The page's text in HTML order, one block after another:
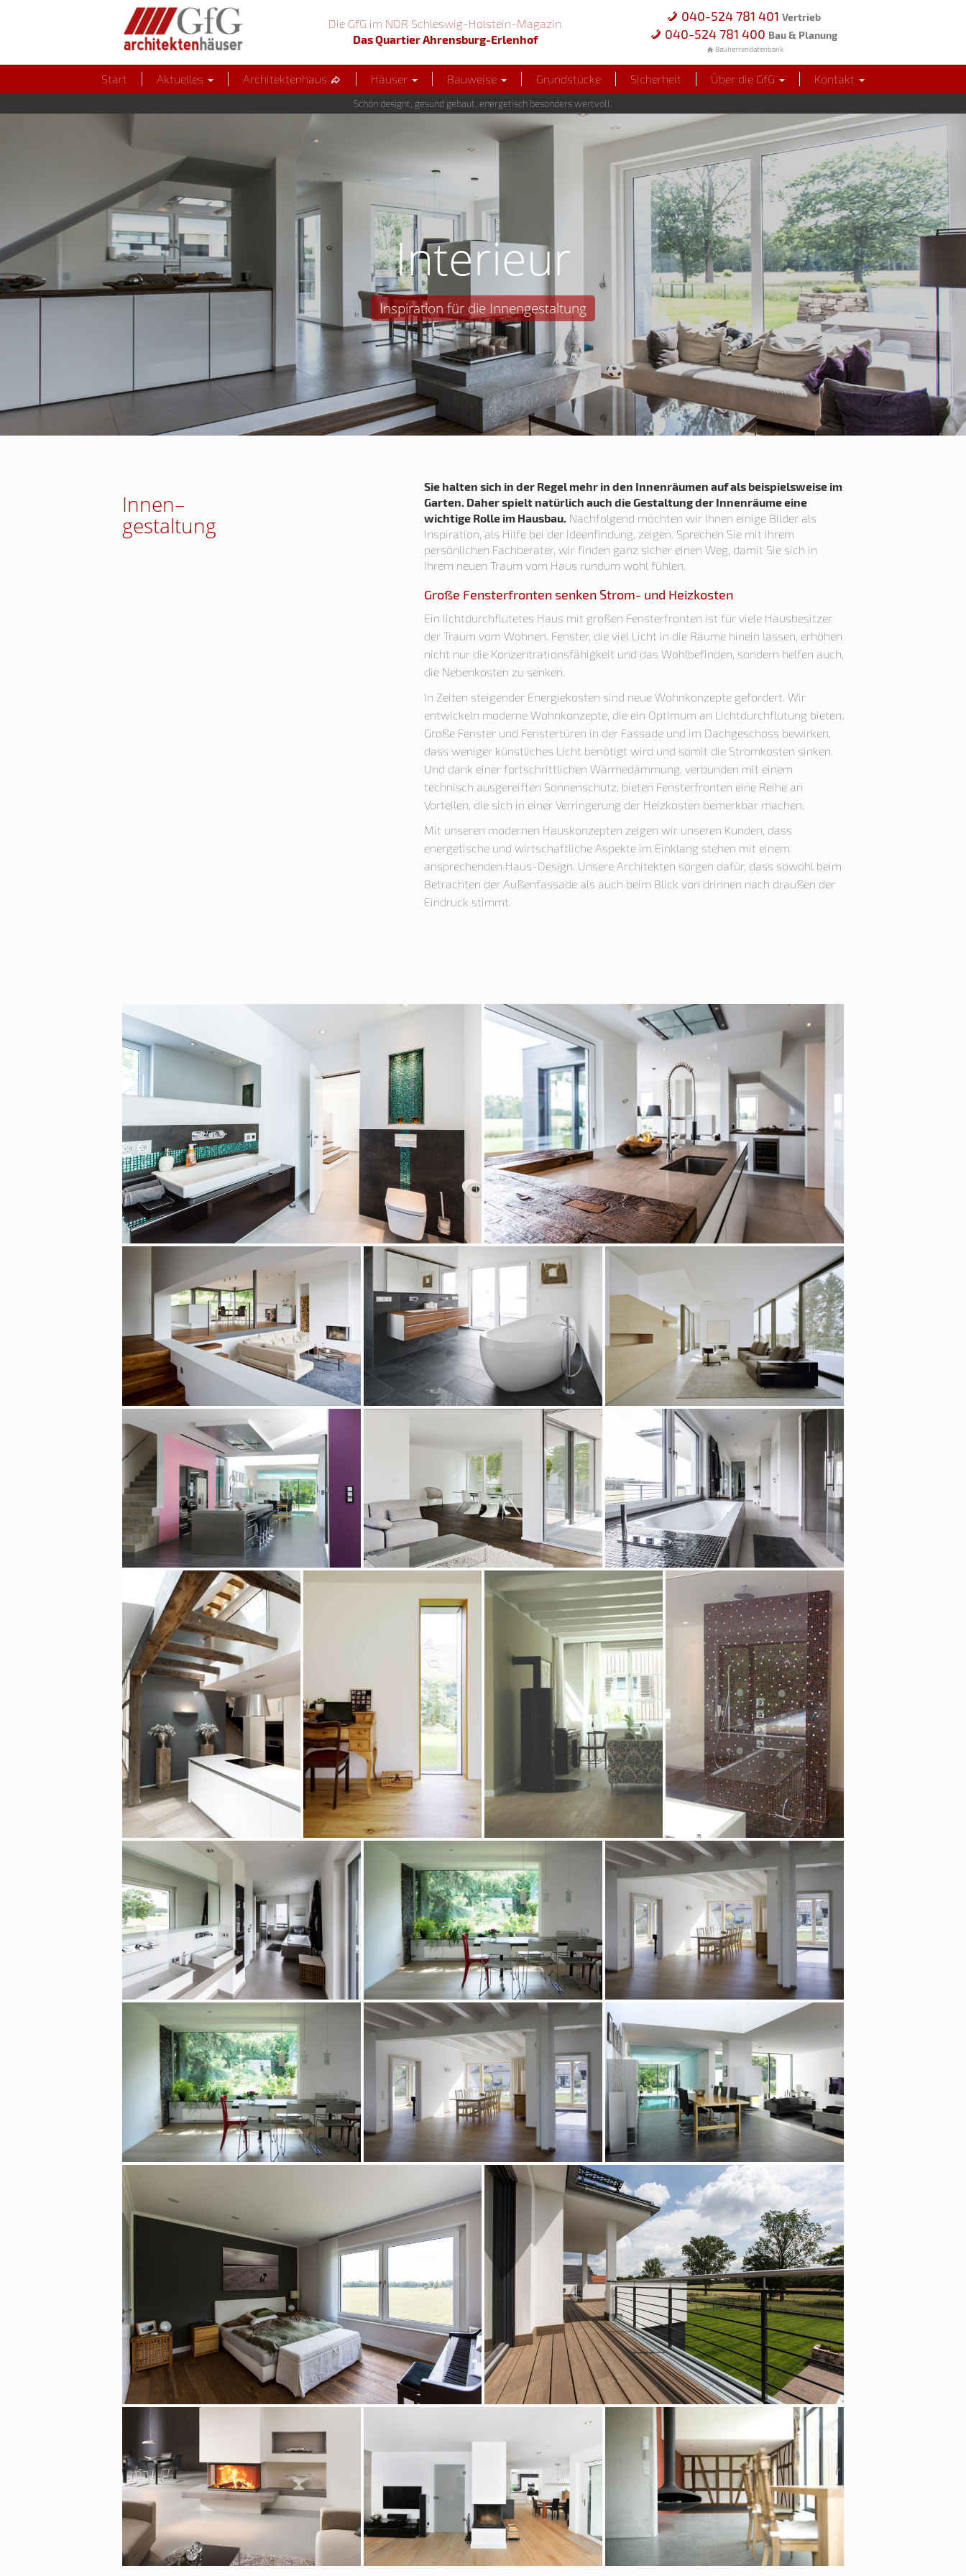
Die GfG im NDR Schleswig-Holstein-Magazin
Das Quartier Ahrensburg-Erlenhof
040-524 781 401 Vertrieb
040-524 781 400 Bau & Planung
Bauherrendatenbank
Start Aktuelles Architektenhaus Häuser Bauweise Grundstücke Sicherheit Über die GfG Kontakt
Schön designt, gesund gebaut, energetisch besonders wertvoll.
Interieur
Inspiration für die Innengestaltung
Innen–
gestaltung
Sie halten sich in der Regel mehr in den Innenräumen auf als beispielsweise im
Garten. Daher spielt natürlich auch die Gestaltung der Innenräume eine
wichtige Rolle im Hausbau. Nachfolgend möchten wir Ihnen einige Bilder als
Inspiration, als Hilfe bei der Ideenfindung, zeigen. Sprechen Sie mit Ihrem
persönlichen Fachberater, wir finden ganz sicher einen Weg, damit Sie sich in
Ihrem neuen Traum vom Haus rundum wohl fühlen.
Große Fensterfronten senken Strom- und Heizkosten
Ein lichtdurchflutetes Haus mit großen Fensterfronten ist für viele Hausbesitzer
der Traum vom Wohnen. Fenster, die viel Licht in die Räume hinein lassen, erhöhen
nicht nur die Konzentrationsfähigkeit und das Wohlbefinden, sondern helfen auch,
die Nebenkosten zu senken.
In Zeiten steigender Energiekosten sind neue Wohnkonzepte gefordert. Wir
entwickeln moderne Wohnkonzepte, die ein Optimum an Lichtdurchflutung bieten.
Große Fenster und Fenstertüren in der Fassade und im Dachgeschoss bewirken,
dass weniger künstliches Licht benötigt wird und somit die Stromkosten sinken.
Und dank einer fortschrittlichen Wärmedämmung, verbunden mit einem
technisch ausgereiften Sonnenschutz, bieten Fensterfronten eine Reihe an
Vorteilen, die sich in einer Verringerung der Heizkosten bemerkbar machen.
Mit unseren modernen Hauskonzepten zeigen wir unseren Kunden, dass
energetische und wirtschaftliche Aspekte im Einklang stehen mit einem
ansprechenden Haus-Design. Unsere Architekten sorgen dafür, dass sowohl beim
Betrachten der Außenfassade als auch beim Blick von drinnen nach draußen der
Eindruck stimmt.